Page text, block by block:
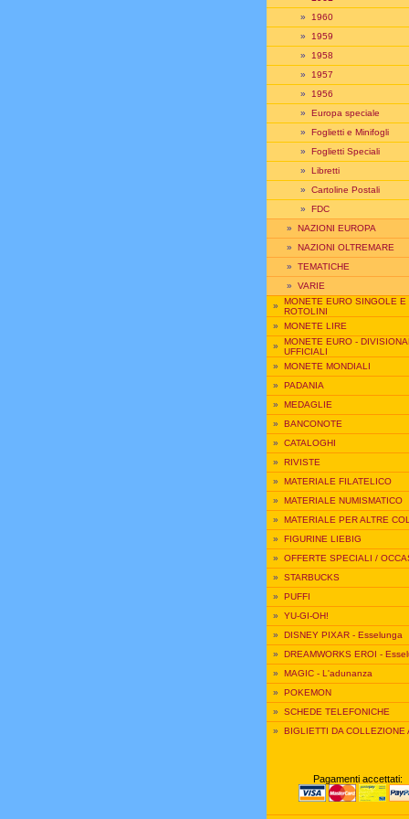
» 1960
» 1959
» 1958
» 1957
» 1956
» Europa speciale
» Foglietti e Minifogli
» Foglietti Speciali
» Libretti
» Cartoline Postali
» FDC
» NAZIONI EUROPA
» NAZIONI OLTREMARE
» TEMATICHE
» VARIE
» MONETE EURO SINGOLE E
ROTOLINI
» MONETE LIRE
» MONETE EURO -
UFFICIALI
» MONETE MONDIALI
» PADANIA
» MEDAGLIE
» BANCONOTE
» CATALOGHI
» RIVISTE
» MATERIALE FILATELICO
» MATERIALE NUMISMATICO
» MATERIALE PER ALTRE
» FIGURINE LIEBIG
» OFFERTE SPECIALI /
» STARBUCKS
» PUFFI
» YU-GI-OH!
» DISNEY PIXAR - Esselunga
» DREAMWORKS EROI -
» MAGIC - L'adunanza
» POKEMON
» SCHEDE TELEFONICHE
» BIGLIETTI DA COLLEZIONE
Pagamenti accettati: